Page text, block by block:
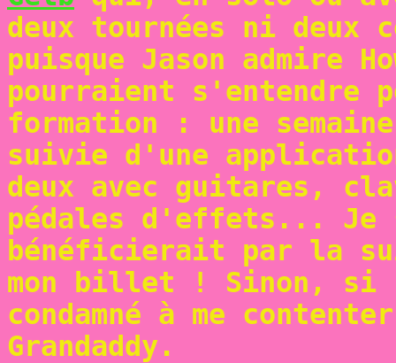
deux tournées ni deux
puisque Jason admire
pourraient s'entendre
formation : une
suivie d'une
deux avec guitares,
pédales d'effets... Je
bénéficierait par la
mon billet ! Sinon, si
condamné à me
Grandaddy.